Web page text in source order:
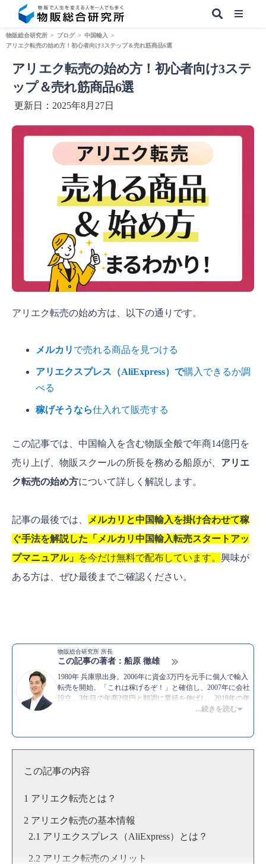
【無料】副業&本業 物販ノウハウ
物販総合研究所 > ブログ > 中国輸入
>
アリエク転売の始め方！初心者向け3ステップ＆売れ筋商品6選
アリエク転売の始め方！初心者向け3ステ
ップ＆売れ筋商品6選
更新日：2025年8月27日
アリエク転売の始め方は、以下の通りです。
メルカリ で売れる商品を見つける
アリエクスプレス（AliExpress）で購入できるか調
べる
稼げそうなら仕入れて販売する
この記事では、中国輸入を含む物販全般で年商14億円を
売り上げ、物販スクールの所長を務める船原が、 アリエ
ク転売の始め方について詳しく解説します。
記事の最後では、 メルカリと中国輸入を掛け合わせて稼
ぐ手法を解説した「メルカリ中国輸入転売スタートアッ
プマニュアル」
を今だけ無料で配布しています。 興味が
ある方は、ぜひ最後までご確認ください。
物販総合研究所 所長
この記事の著者：船原 徹雄
1980年 兵庫県出身。2006年に資金3万円を元手に個人で輸入
転売を開始。「これは稼げるぞ！」と確信し、2007年に会社
設立。3年目で年商2億円と順調に業績を伸ばし、2018年の年
商は14億円。自分で物販ビジネスをしながら情報発信も行
▶著書：世界一楽しく儲かる金持ち教科書
▶Twitter：
...続きを読む
この記事の内容
アリエク転売とは？
アリエク転売の基本情報
アリエクスプレス（AliExpress）とは？
アリエク転売のメリット